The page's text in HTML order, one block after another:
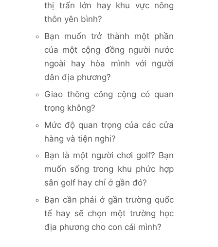
thị trấn lớn hay khu vực nông
thôn yên bình?
Bạn muốn trở thành một phần
của một cộng đồng người nước
ngoài hay hòa mình với người
dân địa phương?
Giao thông công cộng có quan
trọng không?
Mức độ quan trọng của các cửa
hàng và tiện nghi?
Bạn là một người chơi golf? Bạn
muốn sống trong khu phức hợp
sân golf hay chỉ ở gần đó?
Bạn cần phải ở gần trường quốc
tế hay sẽ chọn một trường học
địa phương cho con cái mình?